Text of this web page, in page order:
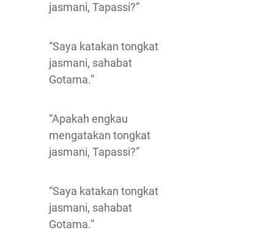
jasmani, Tapassi?”
“Saya katakan tongkat
jasmani, sahabat
Gotama.”
“Apakah engkau
mengatakan tongkat
jasmani, Tapassi?”
“Saya katakan tongkat
jasmani, sahabat
Gotama.”